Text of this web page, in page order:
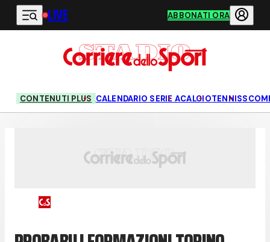
Vai al contenuto principale
LIVE ABBONATI ORA
CONTENUTI PLUS CALENDARIO SERIE ACALCIOTENNIS